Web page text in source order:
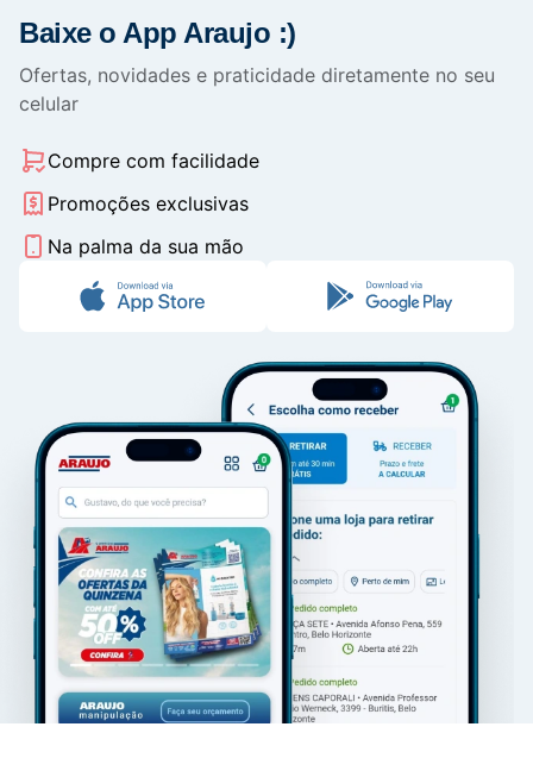
Baixe o App Araujo :)
Ofertas, novidades e praticidade diretamente no seu
celular
Compre com facilidade
Promoções exclusivas
Na palma da sua mão